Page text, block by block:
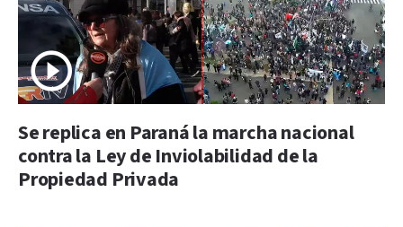
Se replica en Paraná la marcha nacional
contra la Ley de Inviolabilidad de la
Propiedad Privada